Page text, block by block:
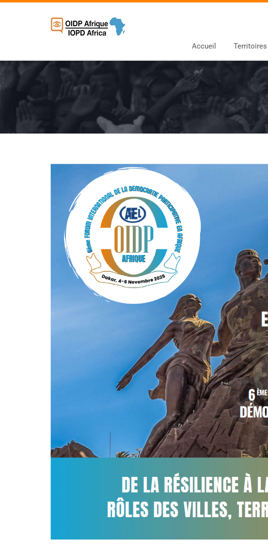
Accueil Territoires